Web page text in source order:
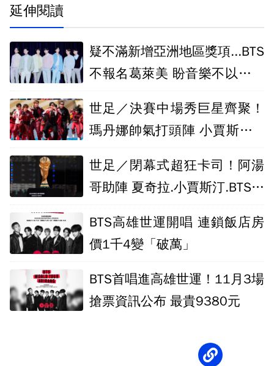
延伸閱讀
疑不滿新增亞洲地區獎項...BTS
不報名葛萊美 盼音樂不以地域
世足／決賽中場秀巨星齊聚！
瑪丹娜帥氣打頭陣 小賈斯汀.B
世足／閉幕式超狂卡司！阿湯
哥助陣 夏奇拉.小賈斯汀.BTS炸
BTS高雄世運開唱 連鎖飯店房
價1千4變「破萬」
BTS首唱進高雄世運！11月3場
搶票資訊公布 最貴9380元